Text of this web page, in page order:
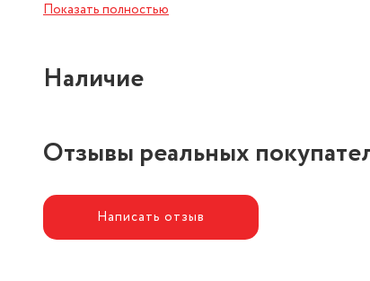
Показать полностью
Наличие
Отзывы реальных
Написать отзыв